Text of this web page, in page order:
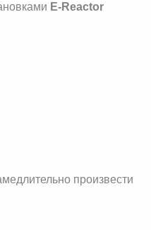
E-Reactor
произвести